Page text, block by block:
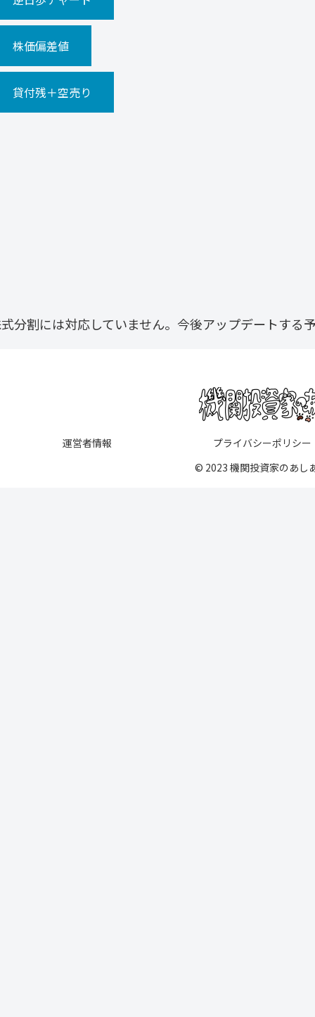
株価偏差値
貸付残＋空売り
分割には対応していません。今後アップデートする
運営者情報
プライバシーポリシー
© 2023 機関投資家のあし